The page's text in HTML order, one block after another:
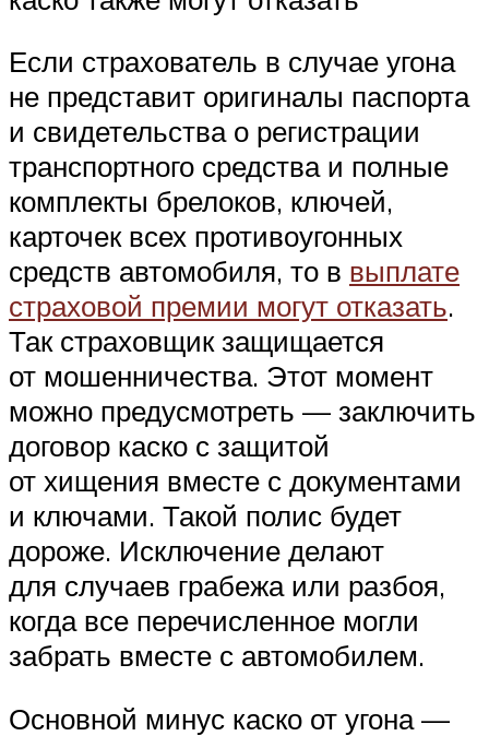
Если страхователь в случае угона
не представит оригиналы паспорта
и свидетельства о регистрации
транспортного средства и полные
комплекты брелоков, ключей,
карточек всех противоугонных
средств автомобиля, то в выплате
страховой премии могут отказать.
Так страховщик защищается
от мошенничества. Этот момент
можно предусмотреть — заключить
договор каско с защитой
от хищения вместе с документами
и ключами. Такой полис будет
дороже. Исключение делают
для случаев грабежа или разбоя,
когда все перечисленное могли
забрать вместе с автомобилем.
Основной минус каско от угона —